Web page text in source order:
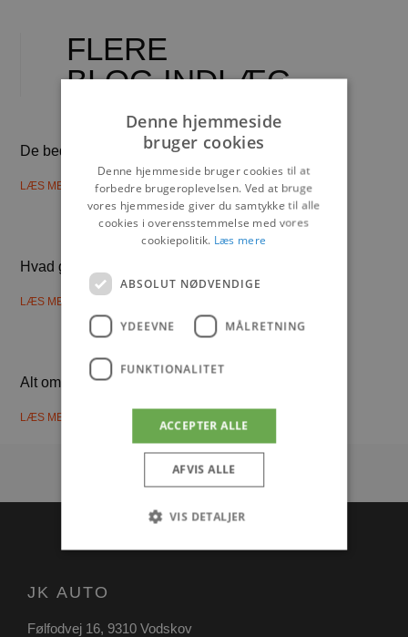
FLERE
BLOG INDLÆG
De bedste elektriske stationcars i 2025
LÆS MERE
Hvad gør Hyundai Kona Electric populær?
LÆS MERE
Alt om de nyeste opdateringer til Tesla i 2024
LÆS MERE
JK AUTO
Følfodvej 16, 9310 Vodskov
Denne hjemmeside
bruger cookies
Denne hjemmeside bruger cookies til at
forbedre brugeroplevelsen. Ved at bruge
vores hjemmeside giver du samtykke til alle
cookies i overensstemmelse med vores
cookiepolitik. Læs mere
ABSOLUT NØDVENDIGE
YDEEVNE MÅLRETNING
FUNKTIONALITET
ACCEPTER ALLE
AFVIS ALLE
VIS DETALJER